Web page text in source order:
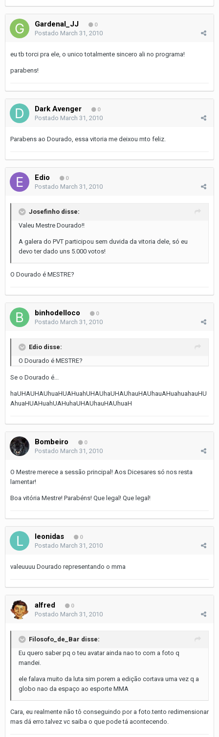
Gardenal_JJ 0
Postado March 31, 2010
eu tb torci pra ele, o unico totalmente sincero ali no programa!
parabens!
Dark Avenger 0
Postado March 31, 2010
Parabens ao Dourado, essa vitoria me deixou mto feliz.
Edio 0
Postado March 31, 2010
Josefinho disse:
Valeu Mestre Dourado!!
A galera do PVT participou sem duvida da vitoria dele, só eu
devo ter dado uns 5.000 votos!
O Dourado é MESTRE?
binhodelloco 0
Postado March 31, 2010
Edio disse:
O Dourado é MESTRE?
Se o Dourado é...
haUHAUHAUhuaHUAHuahUHAUhaUHAUhauHAUhauAHuahuahauHU
AhuaHUAHuahUAHuhaUHAUhauHAUhuaH
Bombeiro 0
Postado March 31, 2010
O Mestre merece a sessão principal! Aos Dicesares só nos resta
lamentar!
Boa vitória Mestre! Parabéns! Que legal! Que legal!
leonidas 0
Postado March 31, 2010
valeuuuu Dourado representando o mma
alfred 0
Postado March 31, 2010
Filosofo_de_Bar disse:
Eu quero saber pq o teu avatar ainda nao to com a foto q
mandei.
ele falava muito da luta sim porem a edição cortava uma vez q a
globo nao da espaço ao esporte MMA
Cara, eu realmente não tô conseguindo por a foto.tento redimensionar
mas dá erro.talvez vc saiba o que pode tá acontecendo.